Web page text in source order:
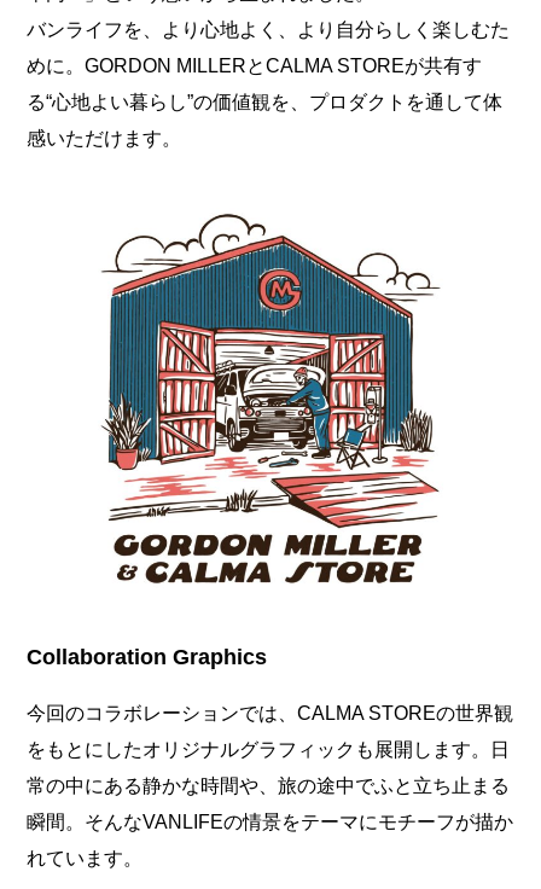
バンライフを、より心地よく、より自分らしく楽しむた
めに。GORDON MILLERとCALMA STOREが共有す
る“心地よい暮らし”の価値観を、プロダクトを通して体
感いただけます。
Collaboration Graphics
今回のコラボレーションでは、CALMA STOREの世界観
をもとにしたオリジナルグラフィックも展開します。日
常の中にある静かな時間や、旅の途中でふと立ち止まる
瞬間。そんなVANLIFEの情景をテーマにモチーフが描か
れています。